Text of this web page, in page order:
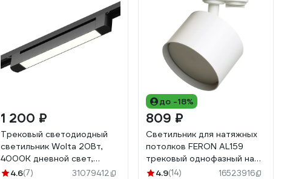
1 200 ₽
Трековый светодиодный
светильник Wolta 20Вт,
4000К дневной свет,
1600лм, защита IP40,
4.6(7) 31079412
до -18%
809 ₽
Светильник для натяжных
потолков FERON AL159
трековый однофазный на
шинопровод под лампу
4.9(14) 16523916